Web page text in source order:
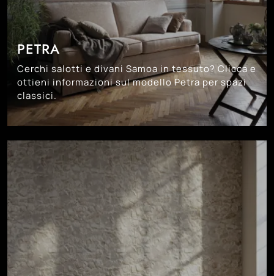
PETRA
Cerchi salotti e divani Samoa in tessuto? Clicca e
ottieni informazioni sul modello Petra per spazi
classici.